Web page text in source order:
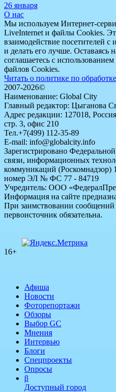
26 января
О нас
Мы используем Интернет-
LiveInternet и файлы Cookies.
взаимодействие посетителей
и делать его лучше. Оставаясь
соглашаетесь с
файлов Cookies.
Читать о политике по
2007-2026©
Наименование: Global City
Главный редактор: Цыганова
Адрес редакции: 127018,
стр. 3, офис 210
Тел.+7(499) 112-35-89
E-mail: info@globalcity.info
Зарегистрировано
связи, информационных
коммуникаций (Роскомнадзор)
номер ЭЛ № ФС 77 - 84719
Учредитель: ООО
Информация на сайте
При заимствовании сообщений
первоисточник обязательна.
16+
Афиша
Новости
Фоторепортажи
Обзоры
Выбор GC
Мнения
Интервью
Блоги
Спецпроекты
Опросы
β
Доступный город